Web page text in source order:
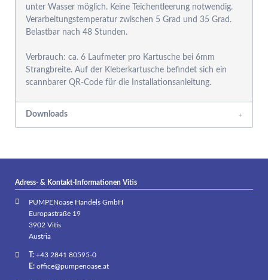
unter Wasser möglich. Keine Teichentleerung notwendig.
Verarbeitungstemperatur zwischen 5 Grad und 35 Grad.
Belastbar nach 48 Stunden.
Verbrauch: ca. 6 Laufmeter pro Kartusche bei 6mm
Strangbreite. Auf der Kleberkartusche befindet sich ein
scannbarer QR-Code für die Installationsanleitung.
Downloads
Adress- & Kontakt-Informationen Vitis
PUMPENoase Handels GmbH
Europastraße 19
3902 Vitis
Austria
T:+43 2841 80595-0
E: office@pumpenoase.at